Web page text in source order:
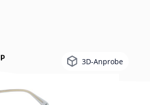
3D-Anprobe